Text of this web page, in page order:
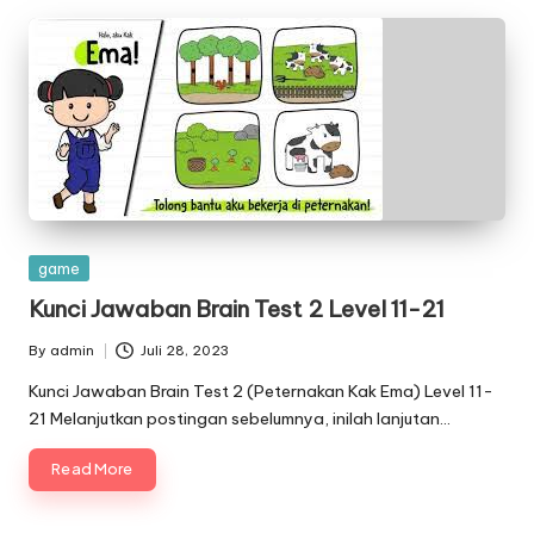
Posted
game
Kunci Jawaban Brain Test 2 Level 11-21
Posted
by
By admin Juli 28, 2023
Kunci Jawaban Brain Test 2 (Peternakan Kak Ema) Level 11-
21 Melanjutkan postingan sebelumnya, inilah lanjutan…
Read More